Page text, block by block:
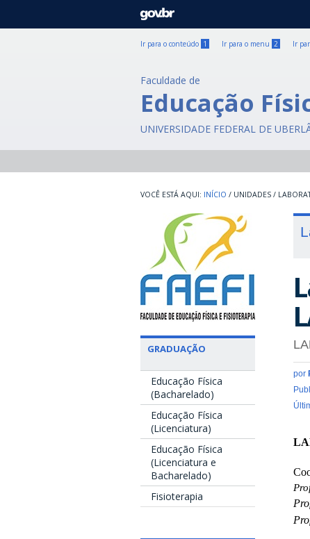
GOVBR
Ir para o conteúdo 1 Ir para o menu 2 Ir
Faculdade de
Educação
UNIVERSIDADE FEDERAL DE
INÍCIO / UNIDADES /
GRADUAÇÃO
Educação Física
(Bacharelado)
Educação Física
(Licenciatura)
Educação Física
(Licenciatura e
Bacharelado)
Fisioterapia
por